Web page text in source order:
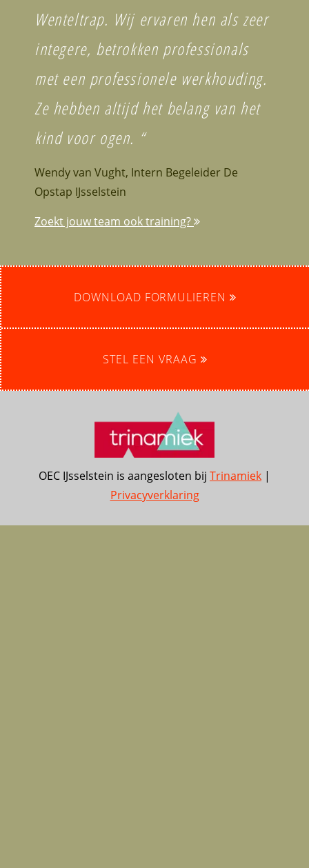
Wenteltrap. Wij ervaren hen als zeer
integere, betrokken professionals
met een professionele werkhouding.
Ze hebben altijd het belang van het
kind voor ogen. “
Wendy van Vught, Intern Begeleider De
Opstap IJsselstein
Zoekt jouw team ook training?
DOWNLOAD FORMULIEREN
STEL EEN VRAAG
OEC IJsselstein is aangesloten bij Trinamiek |
Privacyverklaring